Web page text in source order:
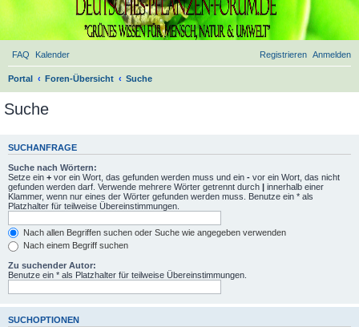
FAQ Kalender Anmelden
Registrieren
Portal Foren-Übersicht Suche
Suche
SUCHANFRAGE
Suche nach Wörtern:
Setze ein + vor ein Wort, das gefunden werden muss und ein - vor ein Wort, das nicht
gefunden werden darf. Verwende mehrere Wörter getrennt durch | innerhalb einer
Klammer, wenn nur eines der Wörter gefunden werden muss. Benutze ein * als
Platzhalter für teilweise Übereinstimmungen.
Nach allen Begriffen suchen oder Suche wie angegeben verwenden
Nach einem Begriff suchen
Zu suchender Autor:
Benutze ein * als Platzhalter für teilweise Übereinstimmungen.
SUCHOPTIONEN